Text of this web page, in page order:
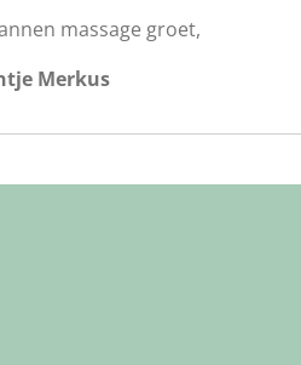
massage groet,
Merkus